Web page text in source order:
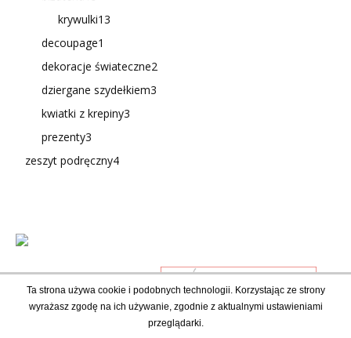
krywulki13
decoupage1
dekoracje świateczne2
dziergane szydełkiem3
kwiatki z krepiny3
prezenty3
zeszyt podręczny4
Ta strona używa cookie i podobnych technologii. Korzystając ze strony
wyrażasz zgodę na ich używanie, zgodnie z aktualnymi ustawieniami
przeglądarki.